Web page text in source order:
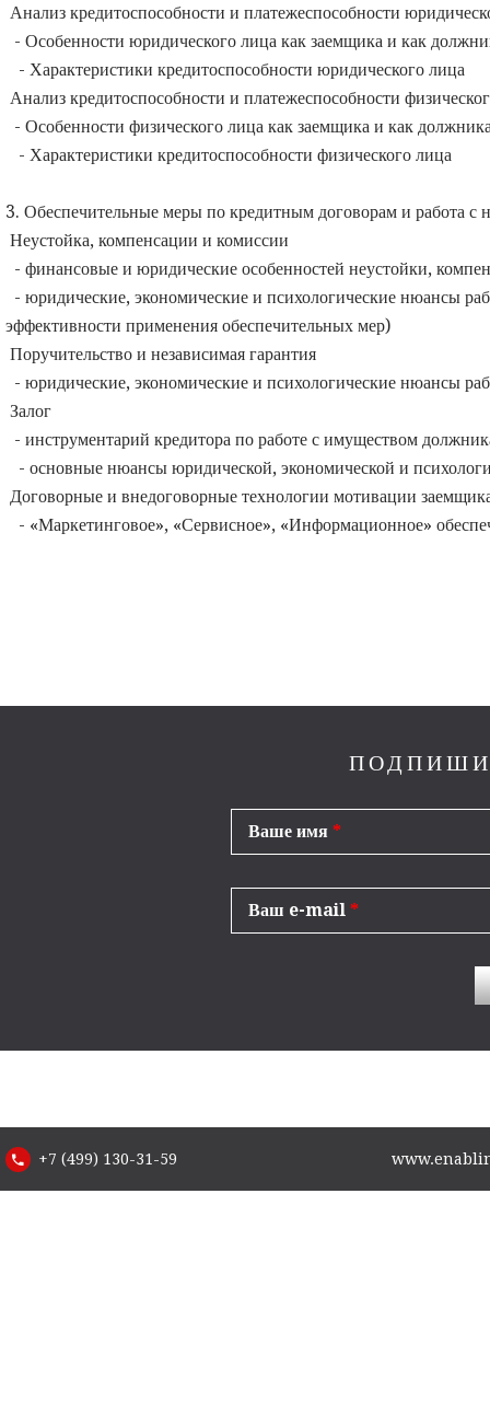
Анализ кредитоспособности и платежеспособности
- Особенности юридического лица как заемщика и как
- Характеристики кредитоспособности юридического лица
Анализ кредитоспособности и платежеспособности
- Особенности физического лица как заемщика и как
- Характеристики кредитоспособности физического лица
3. Обеспечительные меры по кредитным договорам и работа с
Неустойка, компенсации и комиссии
- финансовые и юридические особенностей неустойки,
- юридические, экономические и психологические нюансы
эффективности применения обеспечительных мер)
Поручительство и независимая гарантия
- юридические, экономические и психологические нюансы
Залог
- инструментарий кредитора по работе с имуществом
- основные нюансы юридической, экономической и
Договорные и внедоговорные технологии мотивации
- «Маркетинговое», «Сервисное», «Информационное»
Ваше имя *
Ваш e-mail *
+7 (499) 130-31-59